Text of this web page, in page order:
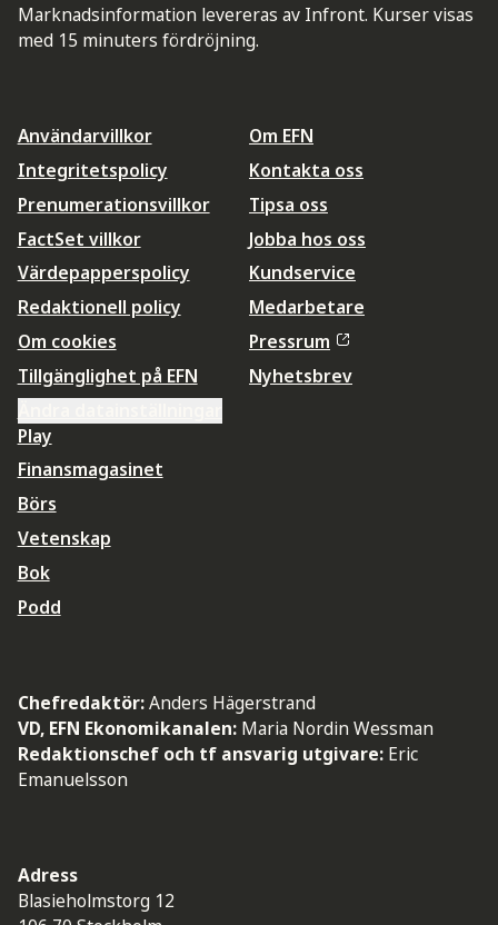
Marknadsinformation levereras av Infront. Kurser visas
med 15 minuters fördröjning.
Användarvillkor
Integritetspolicy
Prenumerationsvillkor
FactSet villkor
Värdepapperspolicy
Redaktionell policy
Om cookies
Tillgänglighet på EFN
Om EFN
Kontakta oss
Tipsa oss
Jobba hos oss
Kundservice
Medarbetare
Pressrum
Nyhetsbrev
Play
Finansmagasinet
Börs
Vetenskap
Bok
Podd
Chefredaktör:Anders Hägerstrand
VD, EFN Ekonomikanalen: Maria Nordin Wessman
Redaktionschef och tf ansvarig utgivare: Eric
Emanuelsson
Adress
Blasieholmstorg 12